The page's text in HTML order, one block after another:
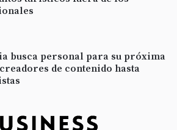
busca personal para su próxima
de contenido hasta